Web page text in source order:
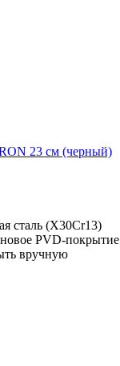
23 см (черный)
сталь (X30Cr13)
PVD-покрытие
вручную